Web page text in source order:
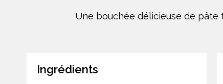
Une bouchée délicieuse de pâte
Ingrédients